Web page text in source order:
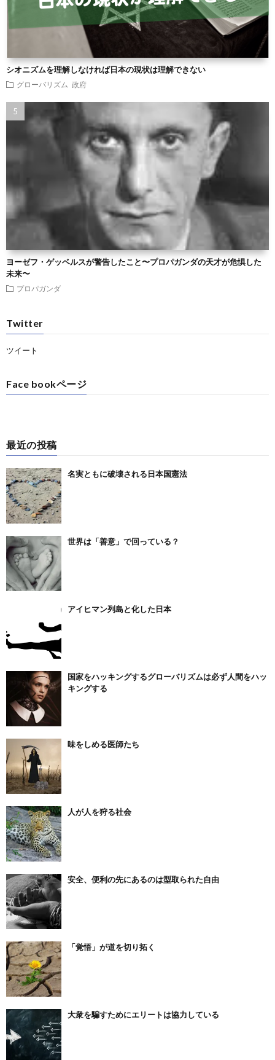
シオニズムを理解しなければ日本の現状は理解できない
グローバリズム 政府
ヨーゼフ・ゲッベルスが警告したこと〜プロパガンダの天才が危惧した
未来〜
プロパガンダ
Twitter
ツイート
Face bookページ
最近の投稿
名実ともに破壊される日本国憲法
世界は「善意」で回っている？
アイヒマン列島と化した日本
国家をハッキングするグローバリズムは必ず人間をハッ
キングする
味をしめる医師たち
人が人を狩る社会
安全、便利の先にあるのは型取られた自由
「覚悟」が道を切り拓く
大衆を騙すためにエリートは協力している